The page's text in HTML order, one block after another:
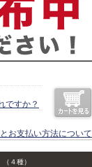
ですか？
お支払い方法について
４種）